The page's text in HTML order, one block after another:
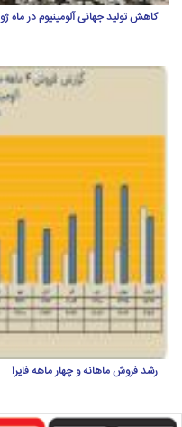
کاهش تولید جهانی آلومینیوم در ماه ژوئن
رشد فروش ماهانه و چهار ماهه فایرا